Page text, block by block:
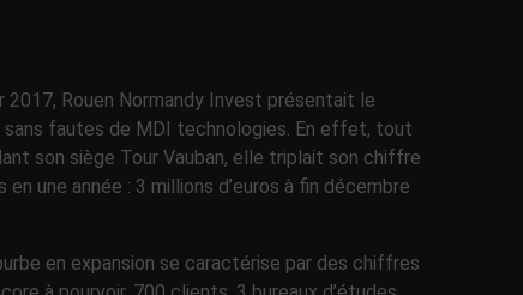
2017, Rouen Normandy Invest présentait le
sans fautes de MDI technologies. En effet, tout
son siège Tour Vauban, elle triplait son chiffre
en une année : 3 millions d’euros à fin décembre
en expansion se caractérise par des chiffres